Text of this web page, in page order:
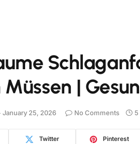
Müssen |
January 25, 2026 No Comments 5
Twitter Pinterest